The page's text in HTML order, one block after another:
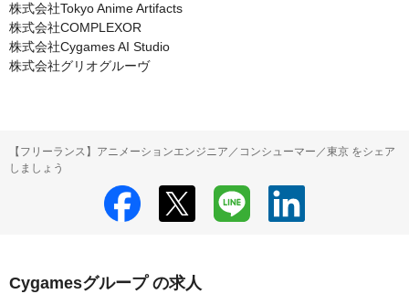
株式会社Tokyo Anime Artifacts
株式会社COMPLEXOR
株式会社Cygames AI Studio
株式会社グリオグルーヴ
【フリーランス】アニメーションエンジニア／コンシューマー／東京 をシェア
しましょう
Cygamesグループ の求人